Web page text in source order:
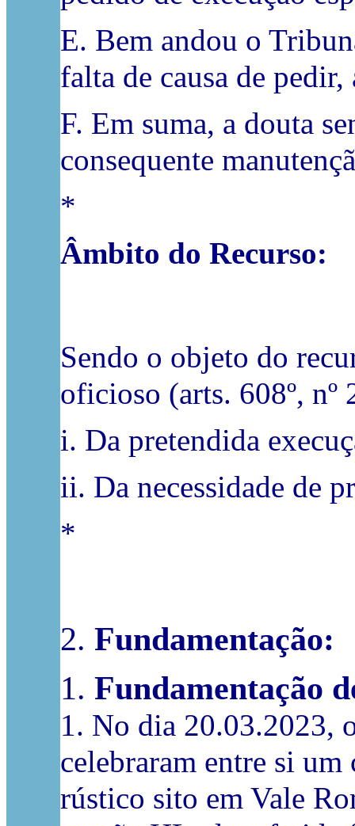
E. Bem andou o
falta de causa de
F. Em suma, a douta
consequente
*
Âmbito do Recurso:
Sendo o objeto do
oficioso (arts. 608º, nº
i. Da pretendida
ii. Da necessidade de
*
2. Fundamentação:
1. Fundamentação
1. No dia 20.03.2023,
celebraram entre si
rústico sito em Vale